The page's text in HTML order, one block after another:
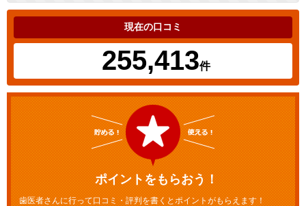
現在の口コミ
255,413件
ポイントをもらおう！
歯医者さんに行って口コミ・評判を書くとポイントがもらえます！